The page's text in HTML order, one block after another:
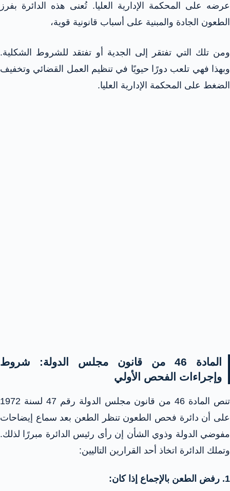
عرضه على المحكمة الإدارية العليا. تُعنى هذه الدائرة بفرز
الطعون الجادة والمبنية على أسباب قانونية قوية،
ومن تلك التي تفتقر إلى الجدية أو تفتقد للشروط الشكلية.
وبهذا فهي تلعب دورًا حيويًا في تنظيم العمل القضائي وتخفيف
الضغط على المحكمة الإدارية العليا.
المادة 46 من قانون مجلس الدولة: شروط
وإجراءات الفحص الأولي
تنص المادة 46 من قانون مجلس الدولة رقم 47 لسنة 1972
على أن دائرة فحص الطعون تنظر الطعن بعد سماع إيضاحات
مفوضي الدولة وذوي الشأن إن رأى رئيس الدائرة مبررًا لذلك.
وتملك الدائرة اتخاذ أحد القرارين التاليين:
1. رفض الطعن بالإجماع إذا كان: